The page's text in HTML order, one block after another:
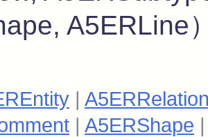
A5ERLine
|
| A5ERShape